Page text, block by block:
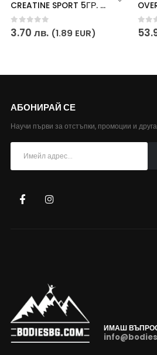
CREATINE SPORT 5ГР. доза Trec Endurance
0 out of 5
3.70лв. (1.89 EUR) 0
АБОНИРАЙ СЕ
Научи първи за отстъпки, промоции и
ИМАШ